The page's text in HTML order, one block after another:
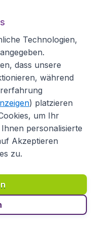
Haftungsausschluss
Copyright © 2026
Technologien,
angegeben.
dass unsere
während
) platzieren
um Ihr
personalisierte
Akzeptieren
zu.